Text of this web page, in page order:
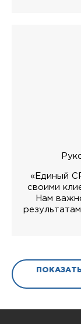
«Единый
своими
Нам